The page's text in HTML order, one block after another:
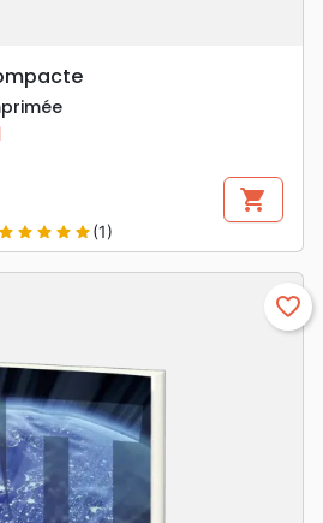
shopping_cart
star star star star star(1)
favorite_border